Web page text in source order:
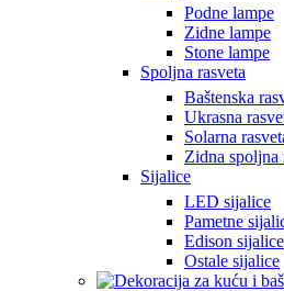
Podne lampe
Zidne lampe
Stone lampe
Spoljna rasveta
Baštenska
Ukrasna
Solarna
Zidna spoljna
Sijalice
LED sijalice
Pametne
Edison sijalice
Ostale sijalice